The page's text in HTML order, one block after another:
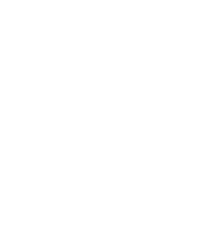
navigation après connexion.